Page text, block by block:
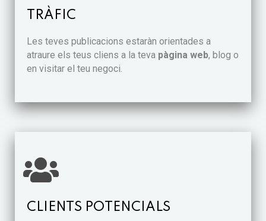
TRÀFIC
Les teves publicacions estaràn orientades a
atraure els teus cliens a la teva pàgina web, blog o
en visitar el teu negoci.
CLIENTS POTENCIALS